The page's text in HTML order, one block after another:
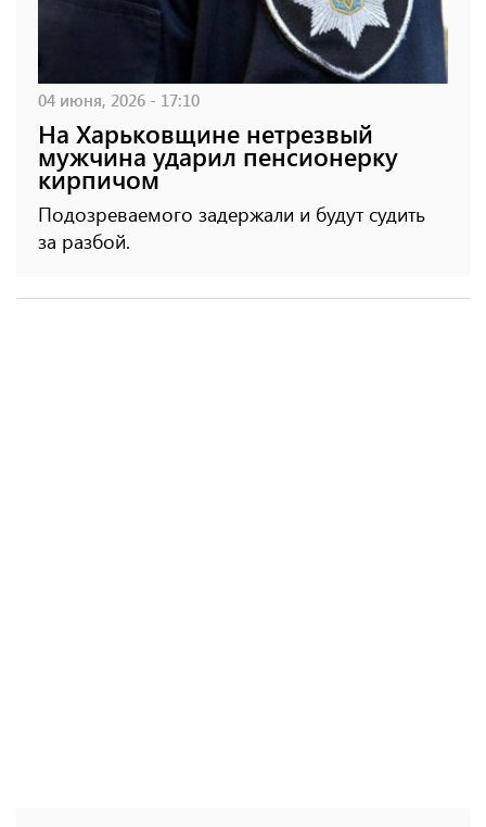
04 июня, 2026 - 17:10
На Харьковщине нетрезвый
мужчина ударил пенсионерку
кирпичом
Подозреваемого задержали и будут судить
за разбой.